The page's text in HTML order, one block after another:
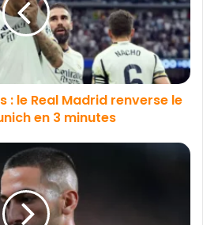
: le Real Madrid renverse le
en 3 minutes